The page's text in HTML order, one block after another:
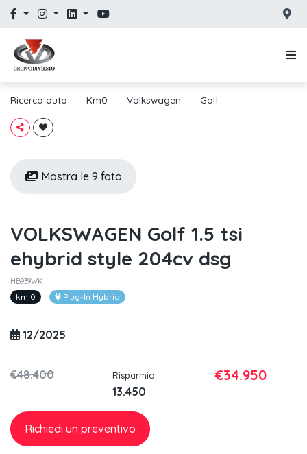
Ricerca auto Km0 Volkswagen Golf
Mostra le 9 foto
VOLKSWAGEN Golf 1.5 tsi
ehybrid style 204cv dsg
HB939WK
km 0 Plug-In Hybrid
12/2025
€48.400 Risparmio
13.450
€34.950
Richiedi un preventivo